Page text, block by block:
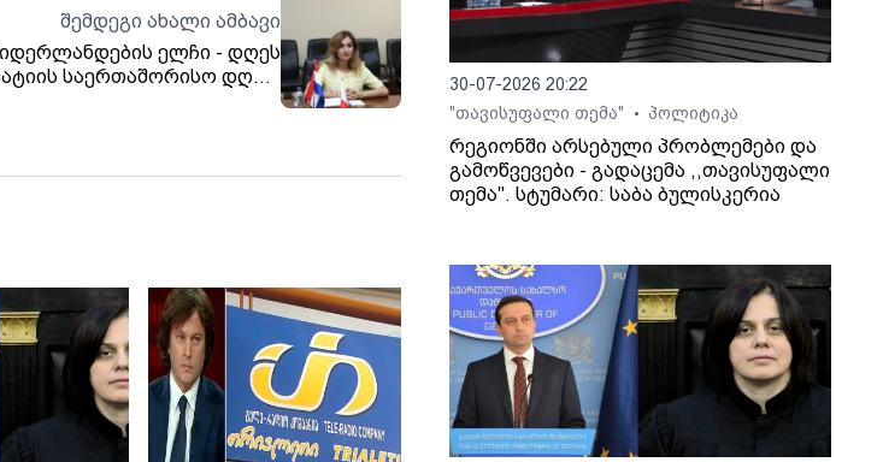
შემდეგი ახალი ამბავი
ელჩი - დღეს
საერთაშორისო დღეა,
სამწუხაროდ, საქართველოში
დაკავებულია
30-07-2026 20:22
"თავისუფალი თემა"
• პოლიტიკა
რეგიონში არსებული პრობლემები და
გამოწვევები - გადაცემა ,,თავისუფალი
თემა". სტუმარი: საბა ბულისკერია